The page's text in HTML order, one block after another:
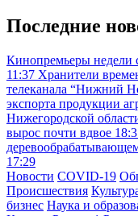
Последние
Кинопремьеры недели
11:37 Хранители
телеканала “Нижний
экспорта продукции
Нижегородской
вырос почти вдвое
17:29
Новости COVID-19
Происшествия
бизнес Наука и